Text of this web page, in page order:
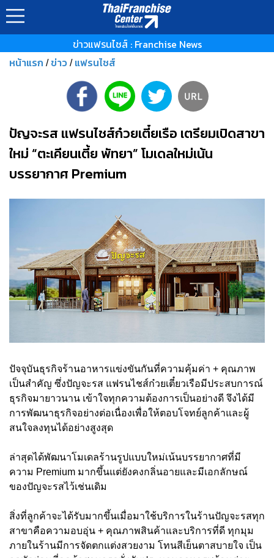
ข่าวแฟรนไชส์ : Franchise News
หน้าแรก / ข่าว / แฟรนไชส์
ปัญจะรส แฟรนไชส์ก๋วยเตี๋ยเรือ เตรียมเปิดสาขา
ใหม่ “ตะเคียนเตี้ย พัทยา” โมเดลใหม่เน้น
บรรยากาศ Premium
ปัจจุบันธุรกิจร้านอาหารแข่งขันกันที่ความคุ้มค่า + คุณภาพ
เป็นสำคัญ ซึ่งปัญจะรส แฟรนไชส์ก๋วยเตี๋ยวเรือมีประสบการณ์
ธุรกิจมายาวนาน เข้าใจทุกความต้องการเป็นอย่างดี จึงได้มี
การพัฒนาธุรกิจอย่างต่อเนื่องเพื่อให้ตอบโจทย์ลูกค้าและผู้
สนใจลงทุนได้อย่างสูงสุด
ล่าสุดได้พัฒนาโมเดลร้านรูปแบบใหม่เน้นบรรยากาศที่มี
ความ Premium มากขึ้นแต่ยังคงกลิ่นอายและมีเอกลักษณ์
ของปัญจะรสไว้เช่นเดิม
สิ่งที่ลูกค้าจะได้รับมากขึ้นเมื่อมาใช้บริการในร้านปัญจะรสทุก
สาขาคือความอบอุ่น + คุณภาพสินค้าและบริการที่ดี ทุกมุม
ภายในร้านมีการจัดตกแต่งสวยงาม โทนสีเย็นตาสบายใจ เป็น